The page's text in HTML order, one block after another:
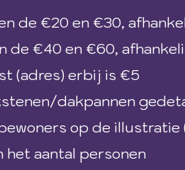
de €20 en €30,
de €40 en €60,
(adres) erbij is €5
dakpannen
op de
het aantal personen